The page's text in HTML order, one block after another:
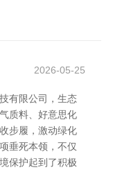
2026-05-25
有限公司，生态
质料、好意思化
步履，激动绿化
垂死本领，不仅
保护起到了积极